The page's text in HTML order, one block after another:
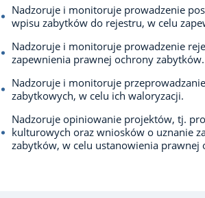
Nadzoruje i monitoruje prowadzenie
wpisu zabytków do rejestru, w celu
Nadzoruje i monitoruje prowadzenie
zapewnienia prawnej ochrony zabytków.
Nadzoruje i monitoruje
zabytkowych, w celu ich waloryzacji.
Nadzoruje opiniowanie projektów, tj.
kulturowych oraz wniosków o uznanie
zabytków, w celu ustanowienia prawnej